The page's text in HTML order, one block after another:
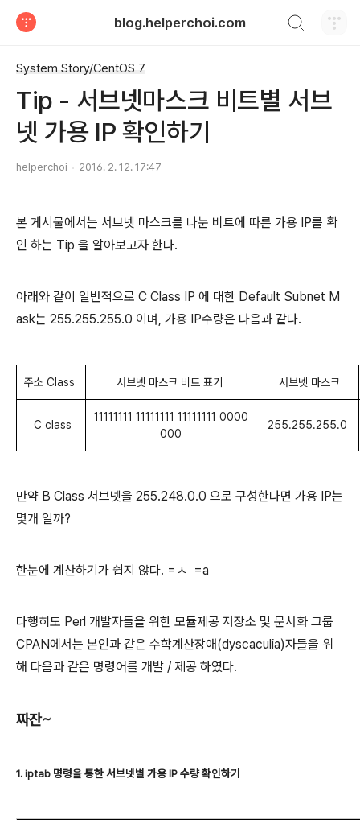
blog.helperchoi.com
System Story/CentOS 7
Tip - 서브넷마스크 비트별 서브
넷 가용 IP 확인하기
helperchoi 2016. 2. 12. 17:47
본 게시물에서는 서브넷 마스크를 나눈 비트에 따른 가용 IP를 확
인 하는 Tip 을 알아보고자 한다.
아래와 같이 일반적으로 C Class IP 에 대한 Default Subnet M
ask는 255.255.255.0 이며, 가용 IP수량은 다음과 같다.
주소 Class 서브넷 마스크 비트 표기 서브넷 마스크
C class
11111111 11111111 11111111 0000
000
255.255.255.0
만약 B Class 서브넷을 255.248.0.0 으로 구성한다면 가용 IP는
몇개 일까?
한눈에 계산하기가 쉽지 않다. =ㅅ =a
다행히도 Perl 개발자들을 위한 모듈제공 저장소 및 문서화 그룹
CPAN에서는 본인과 같은 수학계산장애(dyscaculia)자들을 위
해 다음과 같은 명령어를 개발 / 제공 하였다.
짜잔~
1. iptab 명령을 통한 서브넷별 가용 IP 수량 확인하기